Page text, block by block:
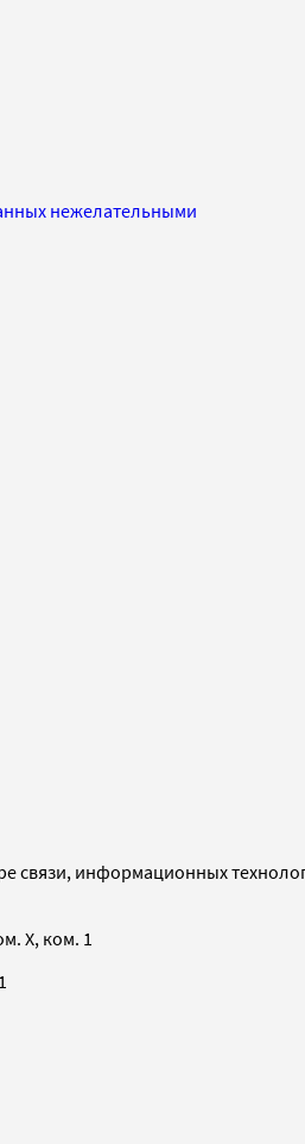
нежелательными
связи, информационных
X, ком. 1